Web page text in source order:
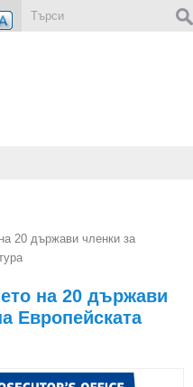
20 държави членки за
на 20 държави
Европейската